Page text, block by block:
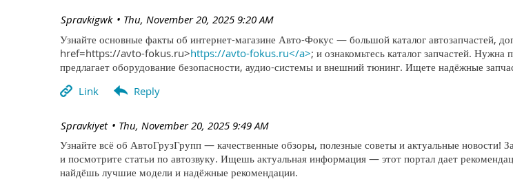
Thu, November 20, 2025 9:20 AM
| Spravkigwk
Узнайте основные факты об интернет-магазине Авто-Фокус — большой каталог автозапчастей,
href=https://avto-fokus.ru>https://avto-fokus.ru</a>; и ознакомьтесь каталог запчастей.
предлагает оборудование безопасности, аудио-системы и внешний тюнинг. Ищете надёжные
Thu, November 20, 2025 9:49 AM
| Spravkiyet
Узнайте всё об АвтоГрузГрупп — качественные обзоры, полезные советы и актуальные
и посмотрите статьи по автозвуку. Ищешь актуальная информация — этот портал дает
найдёшь лучшие модели и надёжные рекомендации.